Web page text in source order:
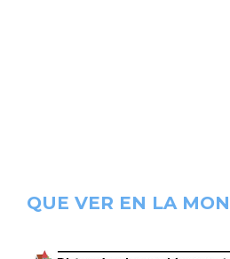
QUE VER EN LA